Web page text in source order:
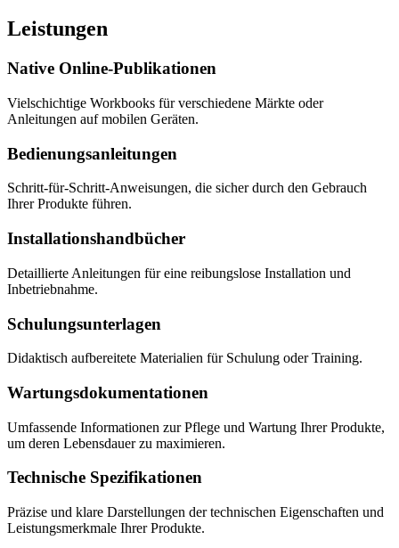
Leistungen
Native Online-Publikationen
Vielschichtige Workbooks für verschiedene Märkte oder
Anleitungen auf mobilen Geräten.
Bedienungsanleitungen
Schritt-für-Schritt-Anweisungen, die sicher durch den Gebrauch
Ihrer Produkte führen.
Installations­hand­bücher
Detaillierte Anleitungen für eine reibungslose Installation und
Inbetriebnahme.
Schulungsunterlagen
Didaktisch aufbereitete Materialien für Schulung oder Training.
Wartungs­dokumentationen
Umfassende Informationen zur Pflege und Wartung Ihrer Produkte,
um deren Lebensdauer zu maximieren.
Technische Spezifikationen
Präzise und klare Darstellungen der technischen Eigenschaften und
Leistungsmerkmale Ihrer Produkte.